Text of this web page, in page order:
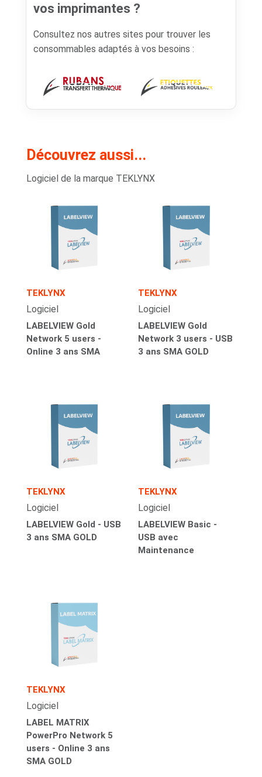
vos imprimantes ?
Consultez nos autres sites pour trouver les
consommables adaptés à vos besoins :
Découvrez aussi...
Logiciel de la marque TEKLYNX
TEKLYNX
Logiciel
LABELVIEW Gold
Network 5 users -
Online 3 ans SMA
TEKLYNX
Logiciel
LABELVIEW Gold
Network 3 users - USB
3 ans SMA GOLD
TEKLYNX
Logiciel
LABELVIEW Gold - USB
3 ans SMA GOLD
TEKLYNX
Logiciel
LABELVIEW Basic -
USB avec
Maintenance
TEKLYNX
Logiciel
LABEL MATRIX
PowerPro Network 5
users - Online 3 ans
SMA GOLD